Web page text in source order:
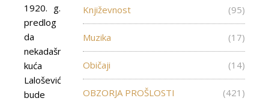
1920. g.
predlog
da
nekadašnja
kuća
Laloševića
bude
Književnost (95)
Muzika (17)
Običaji (14)
OBZORJA PROŠLOSTI (421)